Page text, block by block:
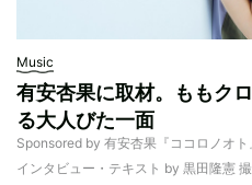
Music
有安杏果に取材。ももク
る大人びた一面
Sponsored by 有安杏果『ココロノオト
インタビュー・テキスト by 黒田隆憲